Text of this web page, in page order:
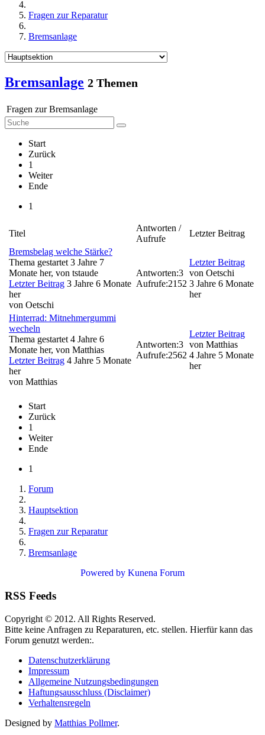
Fragen zur Reparatur
Bremsanlage
Bremsanlage 2 Themen
Fragen zur Bremsanlage
Start
Zurück
1
Weiter
Ende
1
Titel
Antworten /
Aufrufe
Letzter Beitrag
Bremsbelag welche Stärke?
Thema gestartet 3 Jahre 7
Monate her, von tstaude
Letzter Beitrag 3 Jahre 6 Monate
her
von Oetschi
Antworten:3
Aufrufe:2152
Letzter Beitrag
von Oetschi
3 Jahre 6 Monate
her
Hinterrad: Mitnehmergummi
wecheln
Thema gestartet 4 Jahre 6
Monate her, von Matthias
Letzter Beitrag 4 Jahre 5 Monate
her
von Matthias
Antworten:3
Aufrufe:2562
Letzter Beitrag
von Matthias
4 Jahre 5 Monate
her
Start
Zurück
1
Weiter
Ende
1
Forum
Hauptsektion
Fragen zur Reparatur
Bremsanlage
Powered by Kunena Forum
RSS Feeds
Copyright © 2012. All Rights Reserved.
Bitte keine Anfragen zu Reparaturen, etc. stellen. Hierfür kann das
Forum genutzt werden:.
Datenschutzerklärung
Impressum
Allgemeine Nutzungsbedingungen
Haftungsausschluss (Disclaimer)
Verhaltensregeln
Designed by Matthias Pollmer.